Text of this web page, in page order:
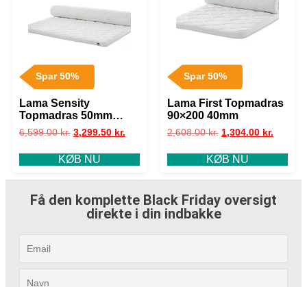
Spar 50%
Lama Sensity
Topmadras 50mm
180×200
6,599.00kr. 3,299.50 kr.
KØB NU
Spar 50%
Lama First Topmadras
90×200 40mm
2,608.00kr. 1,304.00 kr.
KØB NU
Få den komplette Black Friday oversigt
direkte i din indbakke